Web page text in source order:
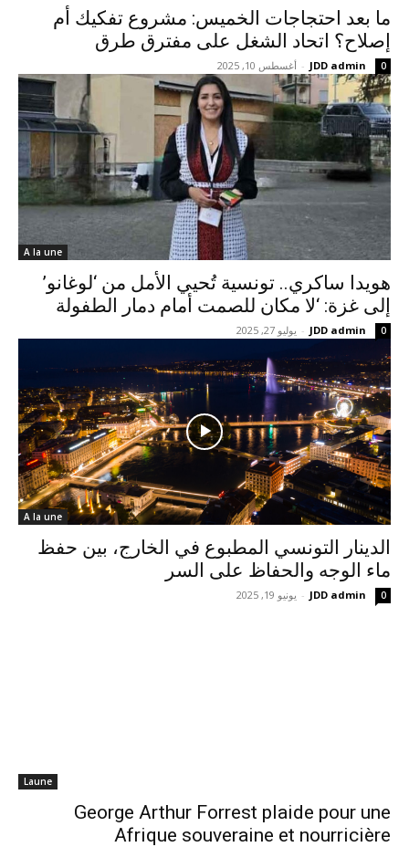
ما بعد احتجاجات الخميس: مشروع تفكيك أم
إصلاح؟ اتحاد الشغل على مفترق طرق
JDD admin
- أغسطس 10, 2025 0
A la une
هويدا ساكري.. تونسية تُحيي الأمل من ‘لوغانو’
إلى غزة: ‘لا مكان للصمت أمام دمار الطفولة
JDD admin
- يوليو 27, 2025 0
A la une
الدينار التونسي المطبوع في الخارج، بين حفظ
ماء الوجه والحفاظ على السر
JDD admin
- يونيو 19, 2025 0
Laune
George Arthur Forrest plaide pour une
Afrique souveraine et nourricière